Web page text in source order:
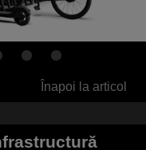
Înapoi la articol